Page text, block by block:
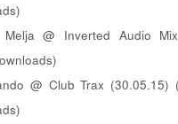
Melja @ Inverted Audio
@ Club Trax (30.05.15)